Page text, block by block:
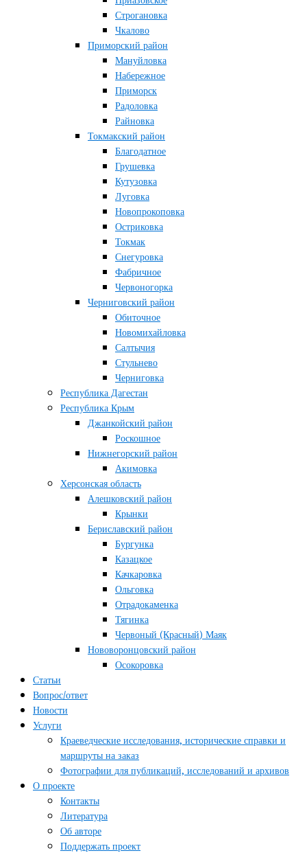
Строгановка
Чкалово
Приморский район
Мануйловка
Набережное
Приморск
Радоловка
Райновка
Токмакский район
Благодатное
Грушевка
Кутузовка
Луговка
Новопрокоповка
Остриковка
Токмак
Снегуровка
Фабричное
Червоногорка
Черниговский район
Обиточное
Новомихайловка
Салтычия
Стульнево
Черниговка
Республика Дагестан
Республика Крым
Джанкойский район
Роскошное
Нижнегорский район
Акимовка
Херсонская область
Алешковский район
Крынки
Бериславский район
Бургунка
Казацкое
Качкаровка
Ольговка
Отрадокаменка
Тягинка
Червоный (Красный) Маяк
Нововоронцовский район
Осокоровка
Статьи
Вопрос/ответ
Новости
Услуги
Краеведческие исследования, исторические справки и
маршруты на заказ
Фотографии для публикаций, исследований и архивов
О проекте
Контакты
Литература
Об авторе
Поддержать проект